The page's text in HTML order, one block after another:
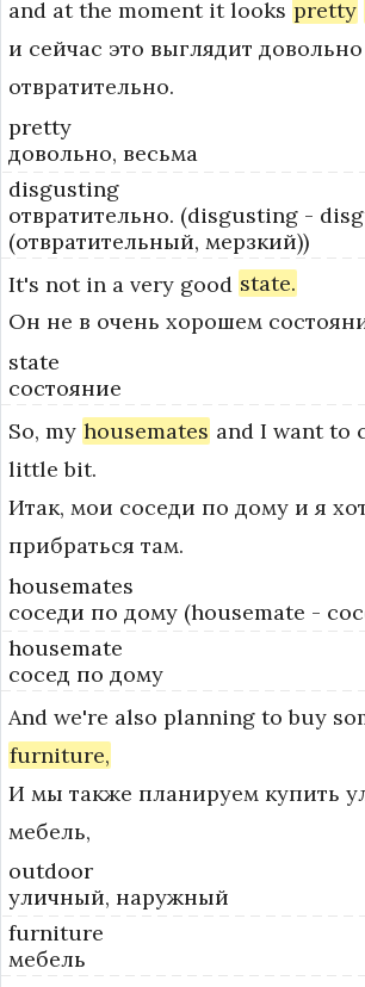
and at the moment it looks pretty
и сейчас это выглядит довольно
отвратительно.
pretty
довольно, весьма
disgusting
отвратительно. (disgusting -
(отвратительный, мерзкий))
It's not in a very good state.
Он не в очень хорошем
state
состояние
So, my housemates and I want to
little bit.
Итак, мои соседи по дому и я
прибраться там.
housemates
соседи по дому (housemate -
housemate
сосед по дому
And we're also planning to buy
furniture,
И мы также планируем купить
мебель,
outdoor
уличный, наружный
furniture
мебель